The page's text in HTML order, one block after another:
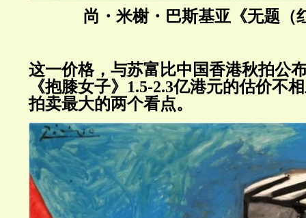
尚・米榭・巴斯基亚《无题（
这一价格，与苏富比中国香港秋拍公
《抱膝女子》1.5-2.3亿港元的估价不
拍卖最大的两个看点。